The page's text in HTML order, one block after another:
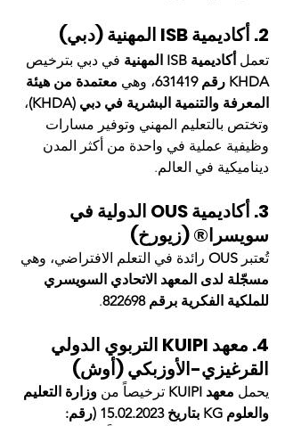
2. أكاديمية ISB المهنية (دبي)
تعمل أكاديمية ISB المهنية
في دبي بترخيص
KHDA رقم 631419
، وهي معتمدة من هيئة
المعرفة والتنمية البشرية في دبي (KHDA)
،
وتختص بالتعليم المهني وتوفير مسارات
وظيفية عملية في واحدة من أكثر المدن
ديناميكية في العالم.
3. أكاديمية OUS الدولية في
سويسرا® (زيورخ)
تُعتبر OUS رائدة في التعلم الافتراضي، وهي
مسجّلة لدى المعهد الاتحادي السويسري
للملكية الفكرية برقم 822698
.
4. معهد KUIPI التربوي الدولي
القرغيزي-الأوزبكي (أوش)
يحمل معهد KUIPI ترخيصاً من وزارة التعليم
والعلوم KG بتاريخ 15.02.2023 (رقم: